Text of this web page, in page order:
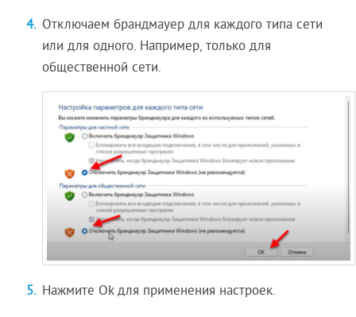
Отключаем брандмауер для каждого типа сети
или для одного. Например, только для
общественной сети.
Нажмите Ok для применения настроек.